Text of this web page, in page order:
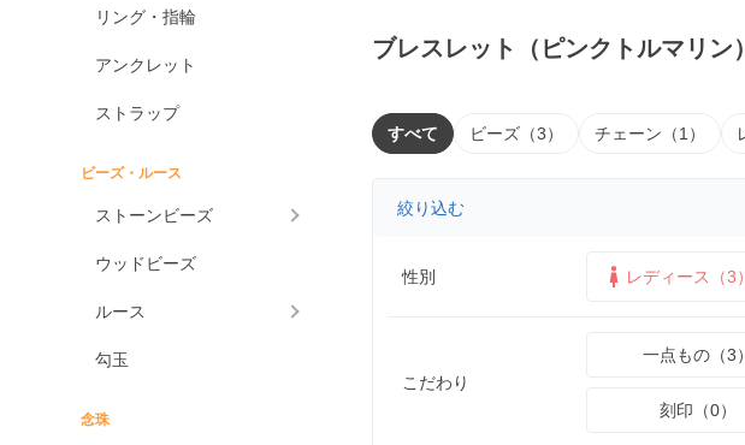
リング・指輪
アンクレット
ストラップ
ビーズ・ルース
ストーンビーズ
ウッドビーズ
ルース
勾玉
念珠
ブレスレット（ピンクトルマリン）
すべて ビーズ（3） チェーン（1）
絞り込む
性別 レディース（3）
こだわり
一点もの（3）
刻印（0）